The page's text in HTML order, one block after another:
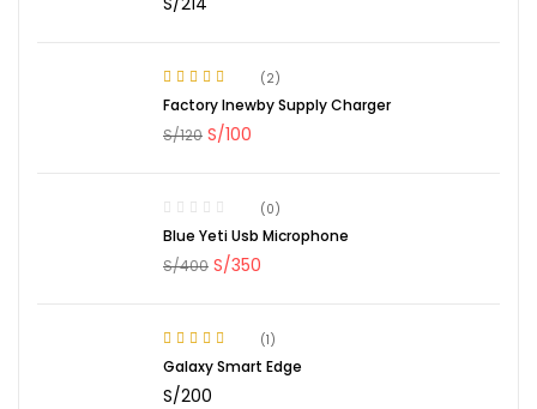
Rated4.50
out of 5
(2)
Factory Inewby Supply Charger
S/120 S/100
(0)
Blue Yeti Usb Microphone
S/400 S/350
Rated5.00out
of 5
(1)
Galaxy Smart Edge
S/200